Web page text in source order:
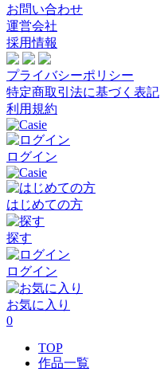
お問い合わせ
運営会社
採用情報
プライバシーポリシー
特定商取引法に基づく表記
利用規約
ログイン
はじめての方
探す
ログイン
お気に入り
0
TOP
作品一覧